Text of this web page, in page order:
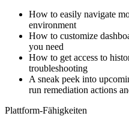
How to easily navigate
environment
How to customize
you need
How to get access to
troubleshooting
A sneak peek into
run remediation actions
Plattform-Fähigkeiten